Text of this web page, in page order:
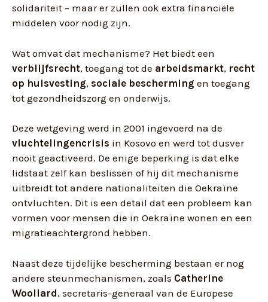
solidariteit – maar er zullen ook extra financiële
middelen voor nodig zijn.
Wat omvat dat mechanisme? Het biedt een
verblijfsrecht, toegang tot de arbeidsmarkt, recht
op huisvesting, sociale bescherming en toegang
tot gezondheidszorg en onderwijs.
Deze wetgeving werd in 2001 ingevoerd na de
vluchtelingencrisis in Kosovo en werd tot dusver
nooit geactiveerd. De enige beperking is dat elke
lidstaat zelf kan beslissen of hij dit mechanisme
uitbreidt tot andere nationaliteiten die Oekraïne
ontvluchten. Dit is een detail dat een probleem kan
vormen voor mensen die in Oekraïne wonen en een
migratieachtergrond hebben.
Naast deze tijdelijke bescherming bestaan er nog
andere steunmechanismen, zoals Catherine
Woollard, secretaris-generaal van de Europese